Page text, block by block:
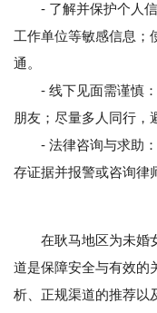
- 了解并保护个人信
工作单位等敏感信息；
通。
- 线下见面需谨慎：
朋友；尽量多人同行，
- 法律咨询与求助：
存证据并报警或咨询律
在耿马地区为未婚
道是保障安全与有效的
析、正规渠道的推荐以